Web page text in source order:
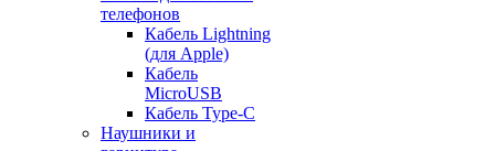
телефонов
Кабель Lightning
(для Apple)
Кабель
MicroUSB
Кабель Type-C
Наушники и